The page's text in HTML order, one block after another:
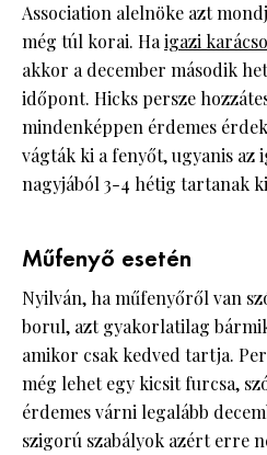
Association alelnöke azt
még túl korai. Haigazi
akkor a december második
időpont. Hicks persze
mindenképpen érdemes
vágták ki a fenyőt, ugyanis az
nagyjából 3-4 hétig tartanak
Műfenyő esetén
Nyilván, ha műfenyőről van
borul, azt gyakorlatilag
amikor csak kedved tartja.
még lehet egy kicsit furcsa,
érdemes várni legalább
szigorú szabályok azért erre